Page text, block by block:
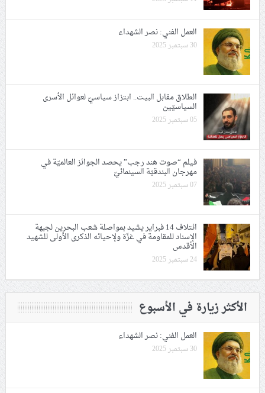
العمل الفني: نصر الشهداء
30 سبتمبر 2025
الطلاق مقابل البيت.. ابتزاز سياسيّ لعوائل الأسرى
السياسيّين
05 سبتمبر 2025
فيلم “صوت هند رجب” يحصد الجوائز العالميّة في
مهرجان البندقيّة السينمائيّ
07 سبتمبر 2025
ائتلاف 14 فبراير يشيد بمواصلة شعب البحرين لجبهة
الإسناد للمقاومة في غزّة ولإحيائه الذكرى الأولى للشهيد
الأقدس
24 سبتمبر 2025
الأكثر زيارة في الأسبوع
العمل الفني: نصر الشهداء
30 سبتمبر 2025